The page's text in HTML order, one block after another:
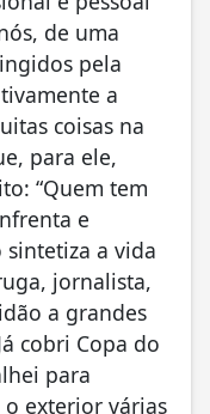
de uma
pela
a
coisas na
para ele,
“Quem tem
e
a vida
jornalista,
a grandes
cobri Copa do
para
exterior várias